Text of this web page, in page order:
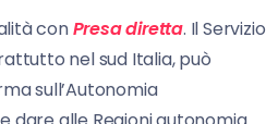
conPresa diretta. Il Servizio
nel sud Italia, può
sull’Autonomia